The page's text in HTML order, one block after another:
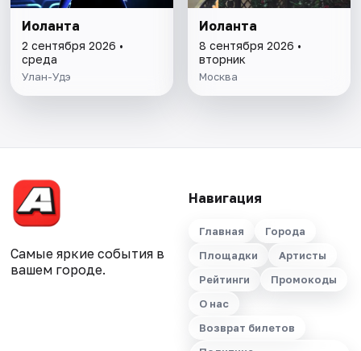
Иоланта
2 сентября 2026 •
среда
Улан-Удэ
Иоланта
8 сентября 2026 •
вторник
Москва
Самые яркие события в
вашем городе.
Навигация
Главная
Города
Площадки
Артисты
Рейтинги
Промокоды
О нас
Возврат билетов